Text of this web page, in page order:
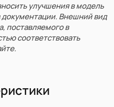
улучшения в модель
документации. Внешний вид
поставляемого в
соответствовать